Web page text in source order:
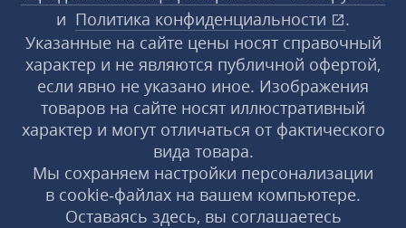
и Политика конфиденциальности
.
Указанные на сайте цены носят справочный
характер и не являются публичной офертой,
если явно не указано иное. Изображения
товаров на сайте носят иллюстративный
характер и могут отличаться от фактического
вида товара.
Мы сохраняем настройки персонализации
в cookie‑файлах на вашем компьютере.
Оставаясь здесь, вы соглашаетесь